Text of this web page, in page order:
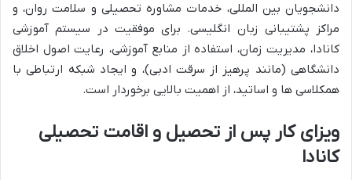
دانشجویان بین المللی، خدمات مشاوره تحصیلی و سلامت روان، و
مراکز پشتیبانی زبان انگلیسی. برای موفقیت در سیستم آموزشی
کانادا، مدیریت زمان، استفاده از منابع آموزشی، رعایت اصول اخلاق
دانشگاهی (مانند پرهیز از سرقت ادبی)، و ایجاد شبکه ارتباطی با
همکلاسی ها و اساتید، از اهمیت بالایی برخوردار است.
ویزای کار پس از تحصیل و اقامت تحصیلی
کانادا